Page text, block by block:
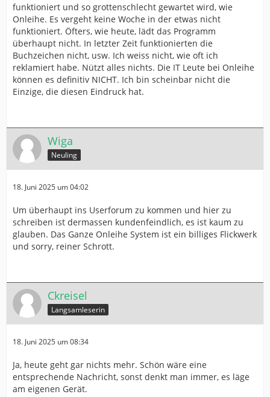
funktioniert und so grottenschlecht gewartet wird, wie
Onleihe. Es vergeht keine Woche in der etwas nicht
funktioniert. Öfters, wie heute, lädt das Programm
überhaupt nicht. In letzter Zeit funktionierten die
Buchzeichen nicht, usw. Ich weiss nicht, wie oft ich
reklamiert habe. Nützt alles nichts. Die IT Leute bei Onleihe
können es definitiv NICHT. Ich bin scheinbar nicht die
Einzige, die diesen Eindruck hat.
Wiga
Neuling
18. Juni 2025 um 04:02
Um überhaupt ins Userforum zu kommen und hier zu
schreiben ist dermassen kundenfeindlich, es ist kaum zu
glauben. Das Ganze Onleihe System ist ein billiges Flickwerk
und sorry, reiner Schrott.
Ckreisel
Langsamleserin
18. Juni 2025 um 08:34
Ja, heute geht gar nichts mehr. Schön wäre eine
entsprechende Nachricht, sonst denkt man immer, es läge
am eigenen Gerät.